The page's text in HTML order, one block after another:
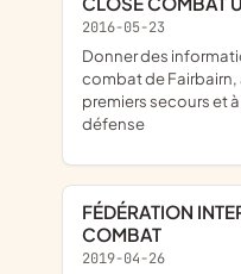
2016-05-23
donner des informations et se documenter sur le close
combat de Fairbairn,
premiers secours et
défense
FÉDÉRATION INTERNATIONALE DE CLOSE
COMBAT
2019-04-26